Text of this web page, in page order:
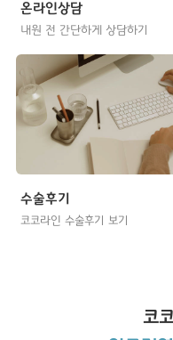
온라인상담
내원 전 간단하게 상담하기
수술후기
코코라인 수술후기 보기
코